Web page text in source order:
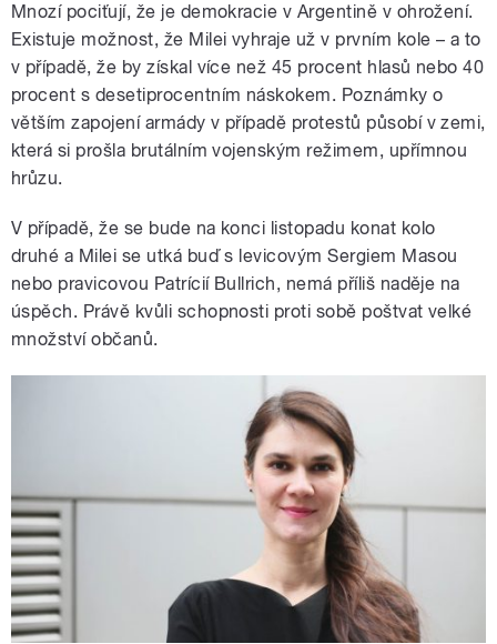
Mnozí pociťují, že je demokracie v Argentině v ohrožení.
Existuje možnost, že Milei vyhraje už v prvním kole – a to
v případě, že by získal více než 45 procent hlasů nebo 40
procent s desetiprocentním náskokem. Poznámky o
větším zapojení armády v případě protestů působí v zemi,
která si prošla brutálním vojenským režimem, upřímnou
hrůzu.
V případě, že se bude na konci listopadu konat kolo
druhé a Milei se utká buď s levicovým Sergiem Masou
nebo pravicovou Patrícií Bullrich, nemá příliš naděje na
úspěch. Právě kvůli schopnosti proti sobě poštvat velké
množství občanů.